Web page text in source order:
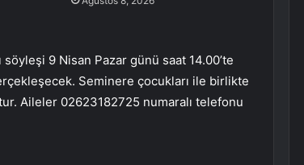
9 Nisan Pazar günü saat 14.00’te
Seminere çocukları ile birlikte
Aileler 02623182725 numaralı telefonu